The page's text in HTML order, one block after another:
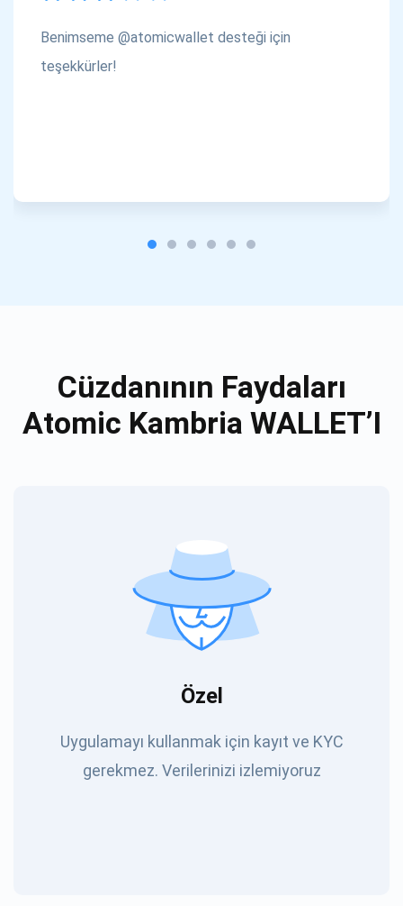
Benimseme @atomicwallet desteği için
teşekkürler!
Cüzdanının Faydaları
Atomic Kambria WALLET’I
Özel
Uygulamayı kullanmak için kayıt ve KYC
gerekmez. Verilerinizi izlemiyoruz